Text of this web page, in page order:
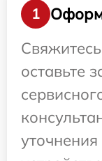
1
оставьте